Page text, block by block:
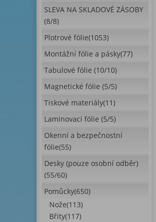
SLEVA NA SKLADOVÉ ZÁSOBY
(8/8)
Plotrové fólie(1053)
Montážní fólie a pásky(77)
Tabulové fólie (10/10)
Magnetické fólie (5/5)
Tiskové materiály(11)
Laminovací fólie (5/5)
Okenní a bezpečnostní
fólie(55)
Desky (pouze osobní odběr)
(55/60)
Pomůcky(650)
Nože(113)
Břity(117)